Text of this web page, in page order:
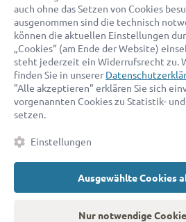
© 2026 advocado - einfach online den
Auszeichnungen:
KontaktDatenschutz
Cookies
auch ohne das Setzen von Cookies
ausgenommen sind die technisch
können die aktuellen Einstellungen
„Cookies“ (am Ende der Website)
steht jederzeit ein Widerrufsrecht zu.
finden Sie in unserer
"Alle akzeptieren" erklären Sie sich
vorgenannten Cookies zu Statistik-
setzen.
Einstellungen
Ausgewählte Cookies
Nur notwendige